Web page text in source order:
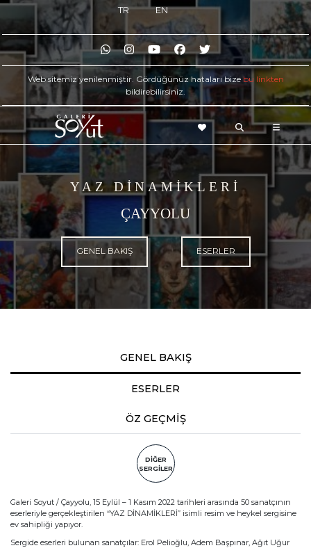
TR EN
Web sitemiz yenilenmiştir. Gördüğünüz hataları bize bu linkten
bildirebilirsiniz.
YAZ DİNAMİKLERİ
ÇAYYOLU
GENEL BAKIŞ ESERLER
GENEL BAKIŞ
ESERLER
ÖZ GEÇMİŞ
DİĞER
SERGİLER
Galeri Soyut / Çayyolu, 15 Eylül – 1 Kasım 2022 tarihleri arasında 50 sanatçının
eserleriyle gerçekleştirilen “YAZ DİNAMİKLERİ” isimli resim ve heykel sergisine
ev sahipliği yapıyor.
Sergide eserleri bulunan sanatçılar: Erol Pelioğlu, Adem Başpınar, Ağıt Uğur